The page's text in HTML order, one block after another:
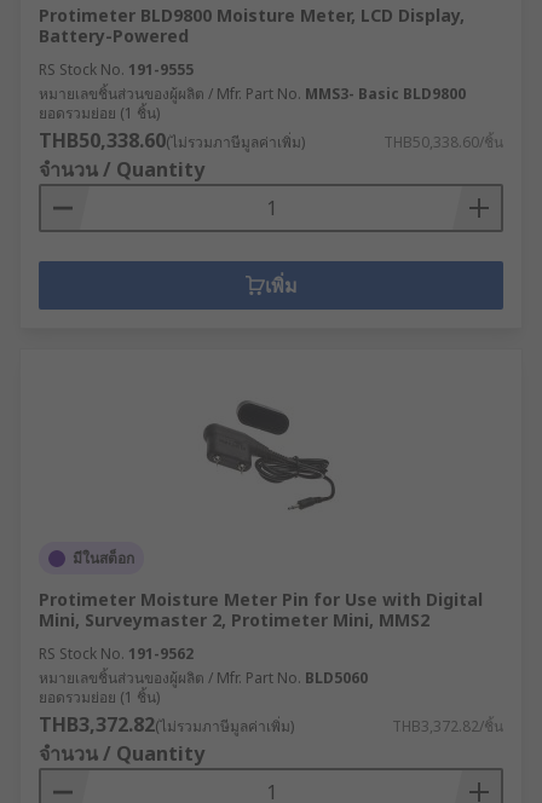
Protimeter BLD9800 Moisture Meter, LCD Display,
Battery-Powered
RS Stock No. 191-9555
หมายเลขชิ้นส่วนของผู้ผลิต / Mfr. Part No. MMS3- Basic BLD9800
ยอดรวมย่อย (1 ชิ้น)
THB50,338.60(ไม่รวมภาษีมูลค่าเพิ่ม) THB50,338.60/ชิ้น
จำนวน / Quantity
เพิ่ม
มีในสต็อก
Protimeter Moisture Meter Pin for Use with Digital
Mini, Surveymaster 2, Protimeter Mini, MMS2
RS Stock No. 191-9562
หมายเลขชิ้นส่วนของผู้ผลิต / Mfr. Part No. BLD5060
ยอดรวมย่อย (1 ชิ้น)
THB3,372.82(ไม่รวมภาษีมูลค่าเพิ่ม) THB3,372.82/ชิ้น
จำนวน / Quantity